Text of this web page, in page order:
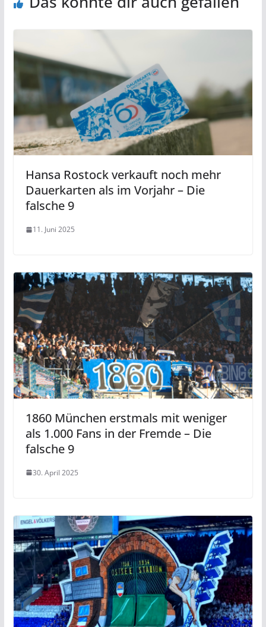
Hansa Rostock verkauft noch mehr
Dauerkarten als im Vorjahr – Die
falsche 9
11. Juni 2025
1860 München erstmals mit weniger
als 1.000 Fans in der Fremde – Die
falsche 9
30. April 2025